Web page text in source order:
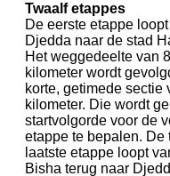
Twaalf etappes
De eerste etappe
Djedda naar de stad
Het weggedeelte van
kilometer wordt
korte, getimede sectie
kilometer. Die wordt
startvolgorde voor de
etappe te bepalen. De
laatste etappe loopt
Bisha terug naar